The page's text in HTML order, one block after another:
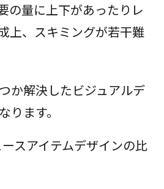
の量に上下があったりレ
上、スキミングが若干難
か解決したビジュアルデ
ります。